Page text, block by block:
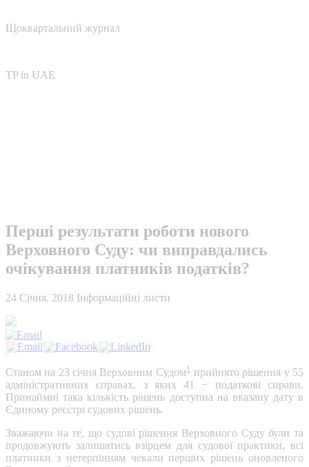
Щоквартальний журнал
TP in UAE
Перші результати роботи нового
Верховного Суду: чи виправдались
очікування платників податків?
24 Січня, 2018 Інформаційні листи
Станом на 23 січня Верховним Судом1прийнято рішення у 55
адміністративних справах, з яких 41 − податкові справи.
Принаймні така кількість рішень доступна на вказану дату в
Єдиному реєстрі судових рішень.
Зважаючи на те, що судові рішення Верховного Суду були та
продовжують залишатись взірцем для судової практики, всі
платники з нетерпінням чекали перших рішень оновленого